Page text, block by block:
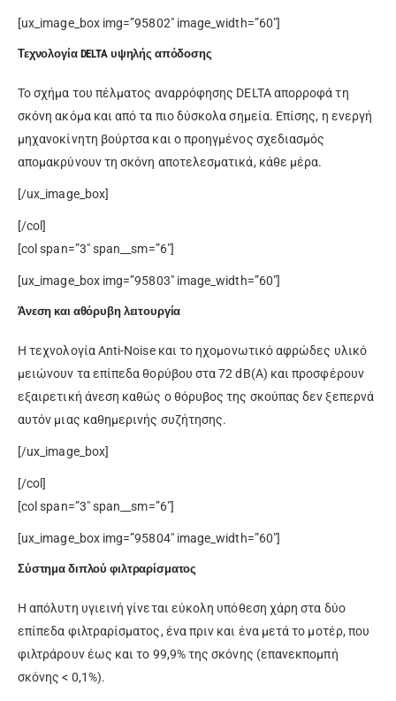
[ux_image_box img=”95802″ image_width=”60″]
Τεχνολογία DELTA υψηλής απόδοσης
Το σχήμα του πέλματος αναρρόφησης DELTA απορροφά τη
σκόνη ακόμα και από τα πιο δύσκολα σημεία. Επίσης, η ενεργή
μηχανοκίνητη βούρτσα και ο προηγμένος σχεδιασμός
απομακρύνουν τη σκόνη αποτελεσματικά, κάθε μέρα.
[/ux_image_box]
[/col]
[col span=”3″ span__sm=”6″]
[ux_image_box img=”95803″ image_width=”60″]
Άνεση και αθόρυβη λειτουργία
Η τεχνολογία Anti-Noise και το ηχομονωτικό αφρώδες υλικό
μειώνουν τα επίπεδα θορύβου στα 72 dB(A) και προσφέρουν
εξαιρετική άνεση καθώς ο θόρυβος της σκούπας δεν ξεπερνά
αυτόν μιας καθημερινής συζήτησης.
[/ux_image_box]
[/col]
[col span=”3″ span__sm=”6″]
[ux_image_box img=”95804″ image_width=”60″]
Σύστημα διπλού φιλτραρίσματος
Η απόλυτη υγιεινή γίνεται εύκολη υπόθεση χάρη στα δύο
επίπεδα φιλτραρίσματος, ένα πριν και ένα μετά το μοτέρ, που
φιλτράρουν έως και το 99,9% της σκόνης (επανεκπομπή
σκόνης < 0,1%).